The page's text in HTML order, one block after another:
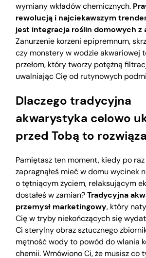
wymiany wkładów chemicznych.
rewolucją i najciekawszym
jest integracja roślin domowych z
Zanurzenie korzeni epipremnum,
czy monstery w wodzie akwariowej
przełom, który tworzy potężną
uwalniając Cię od rutynowych
Dlaczego tradycyjna
akwarystyka celowo
przed Tobą to
Pamiętasz ten moment, kiedy po
zapragnąłeś mieć w domu wycinek
o tętniącym życiem, relaksującym
dostałeś w zamian?Tradycyjna
przemysł marketingowy, który
Cię w tryby niekończących się
Ci sterylny obraz sztucznego
mętność wody to powód do wlania
chemii. Wmówiono Ci, że musisz co